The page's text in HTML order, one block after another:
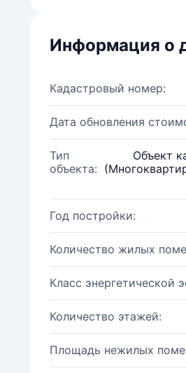
Информация о
Кадастровый номер:
Дата обновления
Тип
объекта:
Объект
Год постройки:
Количество жилых
Класс энергетической
Количество этажей:
Площадь нежилых